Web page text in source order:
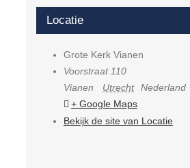
Locatie
Grote Kerk Vianen
Voorstraat 110
Vianen
Utrecht Nederland
+ Google Maps
Bekijk de site van Locatie